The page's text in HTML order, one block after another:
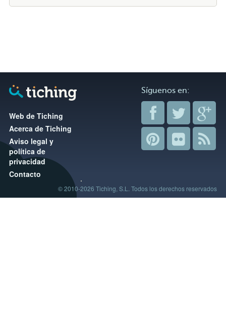
Web de Tiching
Acerca de Tiching
Aviso legal y
política de
privacidad
Contacto
Síguenos en:
© 2010-2026 Tiching, S.L. Todos los derechos reservados